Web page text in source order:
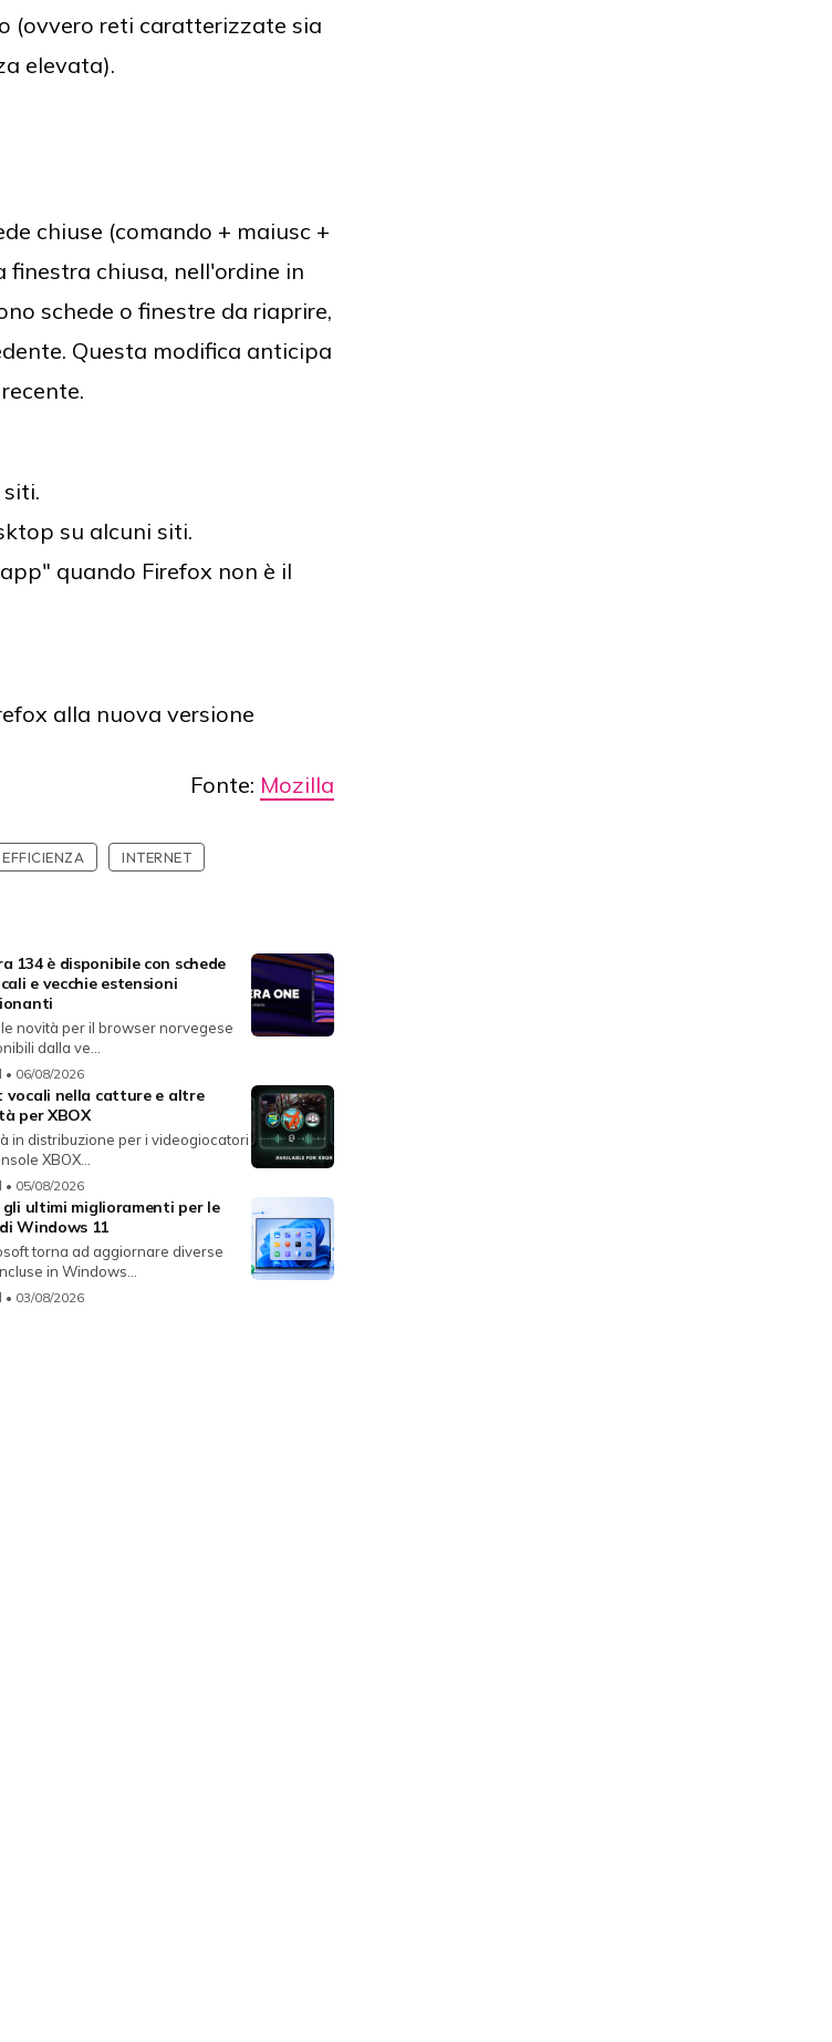
(ovvero reti caratterizzate sia
elevata).
chiuse (comando + maiusc +
chiusa, nell'ordine in
schede o finestre da riaprire,
Questa modifica anticipa
su alcuni siti.
quando Firefox non è il
alla nuova versione
Fonte: Mozilla
EFFICIENZA
INTERNET
134 è disponibile con schede
e vecchie estensioni
le novità per il browser norvegese
dalla ve...
• 06/08/2026
vocali nella catture e altre
per XBOX
in distribuzione per i videogiocatori
XBOX...
• 05/08/2026
gli ultimi miglioramenti per le
Windows 11
torna ad aggiornare diverse
in Windows...
• 03/08/2026